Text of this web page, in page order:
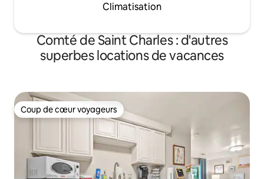
Climatisation
Comté de Saint Charles : d'autres
superbes locations de vacances
Coup de cœur voyageurs
Coup de cœur voyageurs